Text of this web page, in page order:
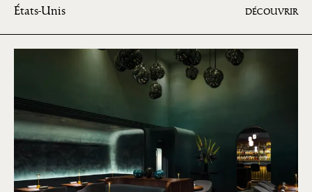
États-Unis DÉCOUVRIR